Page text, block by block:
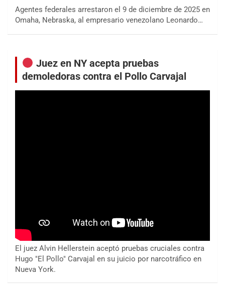
Agentes federales arrestaron el 9 de diciembre de 2025 en
Omaha, Nebraska, al empresario venezolano Leonardo…
Juez en NY acepta pruebas
demoledoras contra el Pollo Carvajal
El juez Alvin Hellerstein aceptó pruebas cruciales contra
Hugo "El Pollo" Carvajal en su juicio por narcotráfico en
Nueva York.